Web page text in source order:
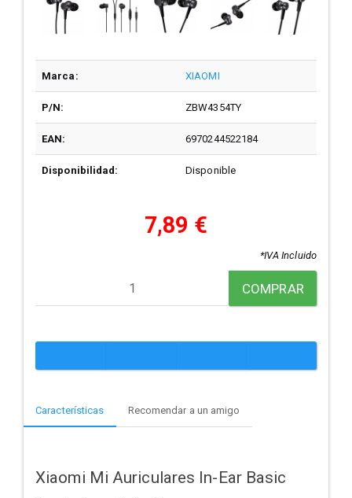
Marca: XIAOMI
P/N: ZBW4354TY
EAN: 6970244522184
Disponibilidad: Disponible
7,89 €
*IVA Incluido
COMPRAR
Características Recomendar a un amigo
Xiaomi Mi Auriculares In-Ear Basic